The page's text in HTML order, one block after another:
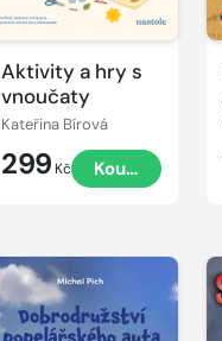
Aktivity a hry s
vnoučaty
Kateřina Bírová
299 Kč Koupit